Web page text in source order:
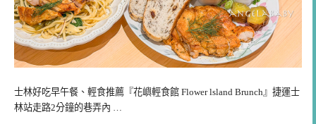
士林好吃早午餐、輕食推薦『花嶼輕食館 Flower lsland Brunch』捷運士
林站走路2分鐘的巷弄內 …